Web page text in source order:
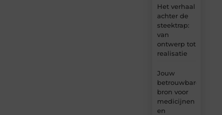
Het verhaal
achter de
steektrap:
van
ontwerp tot
realisatie
Jouw
betrouwbare
bron voor
medicijnen
en